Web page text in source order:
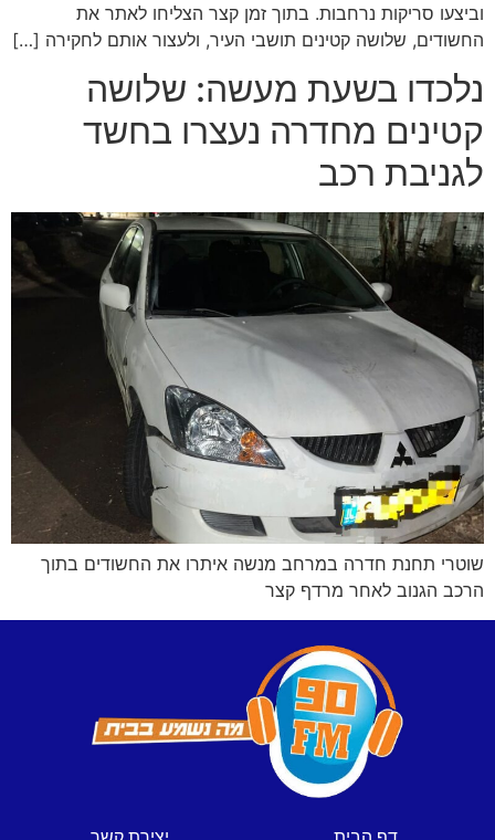
וביצעו סריקות נרחבות. בתוך זמן קצר הצליחו לאתר את
החשודים, שלושה קטינים תושבי העיר, ולעצור אותם לחקירה […]
נלכדו בשעת מעשה: שלושה
קטינים מחדרה נעצרו בחשד
לגניבת רכב
שוטרי תחנת חדרה במרחב מנשה איתרו את החשודים בתוך
הרכב הגנוב לאחר מרדף קצר